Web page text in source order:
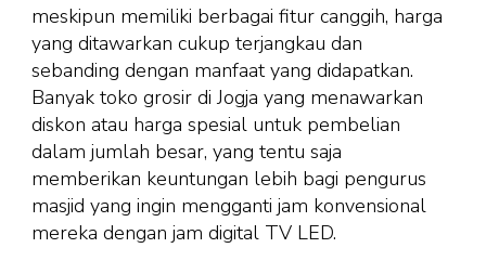
meskipun memiliki berbagai fitur canggih, harga
yang ditawarkan cukup terjangkau dan
sebanding dengan manfaat yang didapatkan.
Banyak toko grosir di Jogja yang menawarkan
diskon atau harga spesial untuk pembelian
dalam jumlah besar, yang tentu saja
memberikan keuntungan lebih bagi pengurus
masjid yang ingin mengganti jam konvensional
mereka dengan jam digital TV LED.